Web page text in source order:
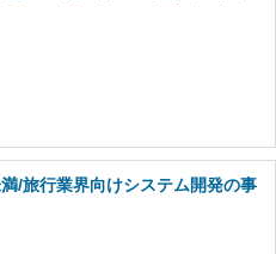
/旅行業界向けシステム開発の事